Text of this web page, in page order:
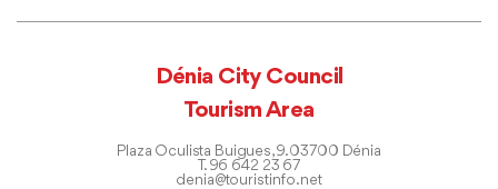
Dénia City Council
Tourism Area
Plaza Oculista Buigues, 9. 03700 Dénia
T. 96 642 23 67
denia@touristinfo.net